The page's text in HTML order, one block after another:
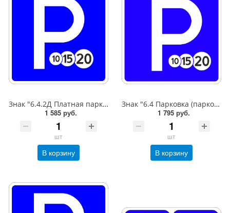
Знак "6.4.2Д Платная парковка для автотранспорта»,B=600,Тип А Коммерческая (3 года),металл 0.8 мм
1 585 руб.
шт
В корзину
Знак "6.4 Парковка (парковочное место)",B=600,Тип А (1б) Микропризм. (7-9 лет)металл 0.8 мм
1 795 руб.
шт
В корзину